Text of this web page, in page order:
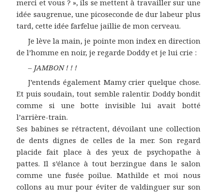
merci et vous ? », ils se mettent à travailler sur une
idée saugrenue, une picoseconde de dur labeur plus
tard, cette idée farfelue jaillie de mon cerveau.
Je lève la main, je pointe mon index en direction
de l’homme en noir, je regarde Doddy et je lui crie :
– JAMBON ! ! !
J’entends également Mamy crier quelque chose.
Et puis soudain, tout semble ralentir. Doddy bondit
comme si une botte invisible lui avait botté
l’arrière-train.
Ses babines se rétractent, dévoilant une collection
de dents dignes de celles de la mer. Son regard
placide fait place à des yeux de psychopathe à
pattes. Il s’élance à tout berzingue dans le salon
comme une fusée poilue. Mathilde et moi nous
collons au mur pour éviter de valdinguer sur son